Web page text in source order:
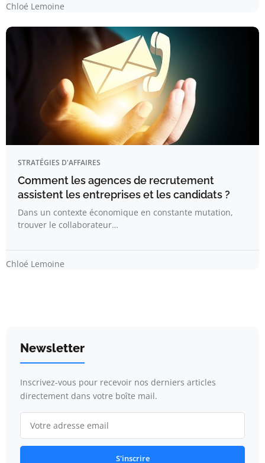
Chloé Lemoine
STRATÉGIES D'AFFAIRES
Comment les agences de recrutement
assistent les entreprises et les candidats ?
Dans un contexte économique en constante mutation,
trouver le collaborateur…
Chloé Lemoine
Newsletter
Inscrivez-vous pour recevoir nos derniers articles
directement dans votre boîte mail.
S'inscrire